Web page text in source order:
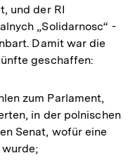
und der RI
„Solidarnosc“ -
Damit war die
geschaffen:
zum Parlament,
in der polnischen
Senat, wofür eine